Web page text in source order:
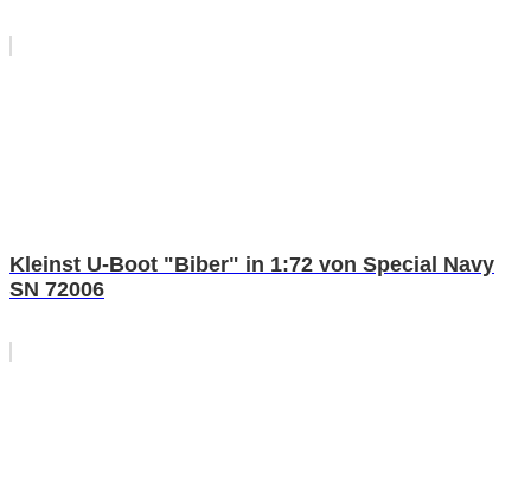
Kleinst U-Boot "Biber" in 1:72 von Special Navy
SN 72006